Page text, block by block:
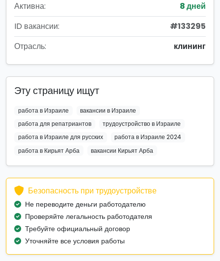
Активна:
8 дней
ID вакансии:
#133295
Отрасль:
клининг
Эту страницу ищут
работа в Израиле
вакансии в Израиле
работа для репатриантов
трудоустройство в Израиле
работа в Израиле для русских
работа в Израиле 2024
работа в Кирьят Арба
вакансии Кирьят Арба
Безопасность при трудоустройстве
Не переводите деньги работодателю
Проверяйте легальность работодателя
Требуйте официальный договор
Уточняйте все условия работы